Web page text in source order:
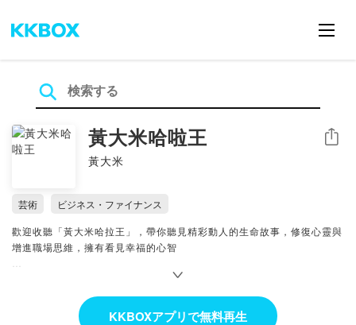
黃大米哈啦王
黃大米
シェア
芸術
ビジネス・ファイナンス
歡迎收聽「黃大米哈拉王」，帶你聽見精彩動人的生命故事，修復心靈與
增進職場思維，擁有看見幸福的心智
Hosting provided by SoundOn
KKBOXアプリで無料再生